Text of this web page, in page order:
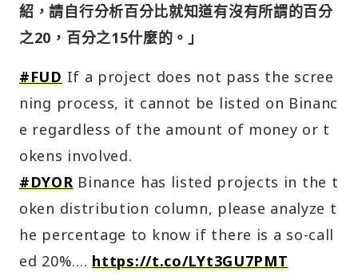
紹，請自行分析百分比就知道有沒有所謂的百分
之20，百分之15什麼的。」
#FUDIf a project does not pass the scree
ning process, it cannot be listed on Binanc
e regardless of the amount of money or t
okens involved.
#DYORBinance has listed projects in the t
oken distribution column, please analyze t
he percentage to know if there is a so-call
ed 20%.…https://t.co/LYt3GU7PMT